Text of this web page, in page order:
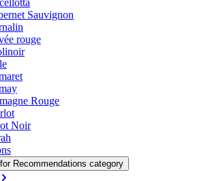
Sauvignon
rouge
Rouge
Noir
Recommendations category